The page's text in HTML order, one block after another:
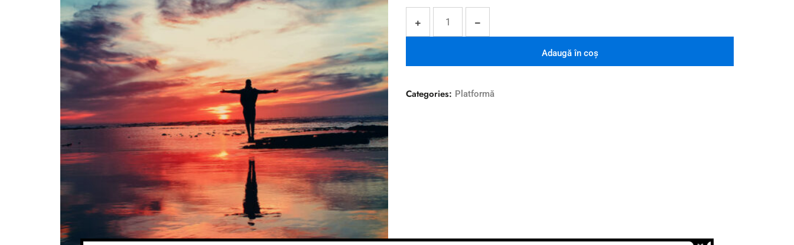
Adaugă în coș
Categories: Platformă